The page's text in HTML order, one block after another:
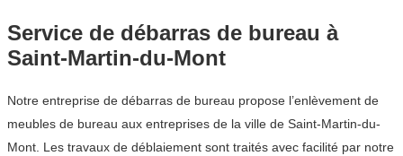
Service de débarras de bureau à
Saint-Martin-du-Mont
Notre entreprise de débarras de bureau propose l’enlèvement de
meubles de bureau aux entreprises de la ville de Saint-Martin-du-
Mont. Les travaux de déblaiement sont traités avec facilité par notre